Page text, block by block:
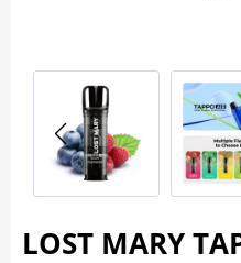
LOST MARY